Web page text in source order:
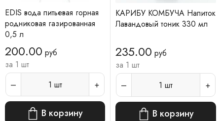
EDIS вода питьевая горная
родниковая газированная
0,5 л
200.00 руб
за 1 шт
1 шт
В корзину
КАРИБУ КОМБУЧА Напиток
Лавандовый тоник 330 мл
235.00 руб
за 1 шт
1 шт
В корзину